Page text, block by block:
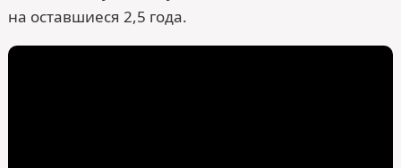
на оставшиеся 2,5 года.